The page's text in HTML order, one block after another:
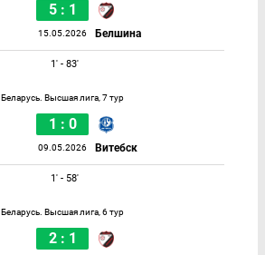
5 : 1
15.05.2026 Белшина
1' - 83'
Беларусь. Высшая лига, 7 тур
1 : 0
09.05.2026 Витебск
1' - 58'
Беларусь. Высшая лига, 6 тур
2 : 1